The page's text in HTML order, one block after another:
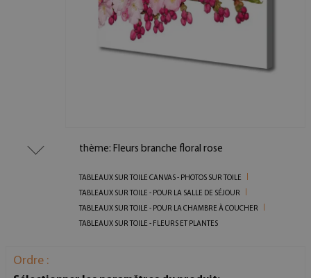
thème: Fleurs branche floral rose
TABLEAUX SUR TOILE CANVAS - PHOTOS SUR TOILE
TABLEAUX SUR TOILE - POUR LA SALLE DE SÉJOUR
TABLEAUX SUR TOILE - POUR LA CHAMBRE À COUCHER
TABLEAUX SUR TOILE - FLEURS ET PLANTES
Ordre :